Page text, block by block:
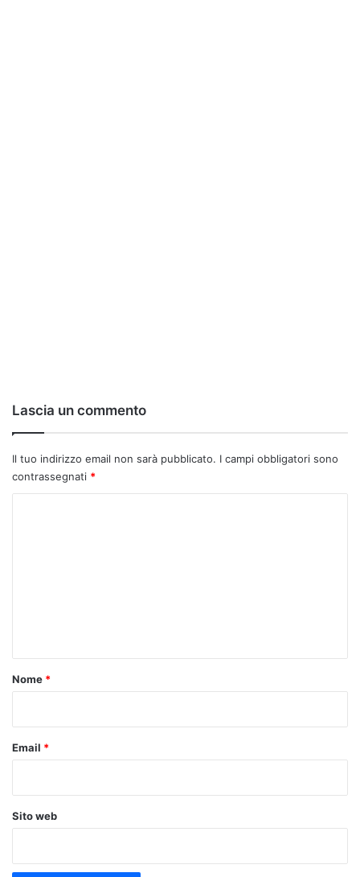
Lascia un commento
Il tuo indirizzo email non sarà pubblicato. I campi obbligatori sono
contrassegnati *
o
Nome *
Email *
Sito web